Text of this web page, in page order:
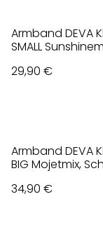
Armband DEVA
SMALL
29,90 €
Armband DEVA
BIG Mojetmix,
34,90 €